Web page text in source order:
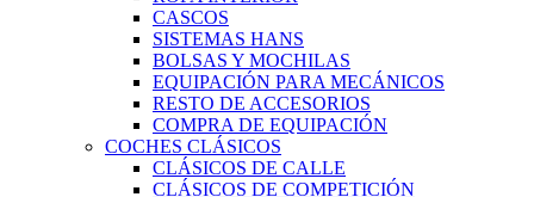
CASCOS
SISTEMAS HANS
BOLSAS Y MOCHILAS
EQUIPACIÓN PARA MECÁNICOS
RESTO DE ACCESORIOS
COMPRA DE EQUIPACIÓN
COCHES CLÁSICOS
CLÁSICOS DE CALLE
CLÁSICOS DE COMPETICIÓN